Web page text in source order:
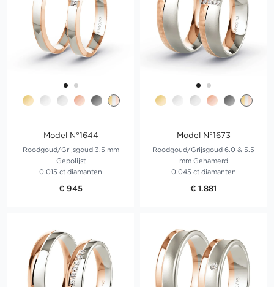
Model N°1644
Roodgoud/Grijsgoud 3.5 mm
Gepolijst
0.015 ct diamanten
€ 945
Model N°1673
Roodgoud/Grijsgoud 6.0 & 5.5
mm Gehamerd
0.045 ct diamanten
€ 1.881